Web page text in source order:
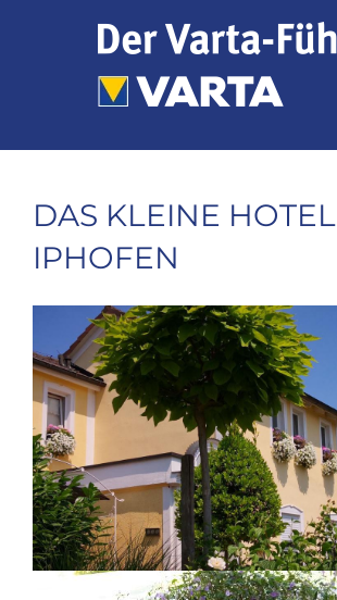
DAS KLEINE HOTEL
IPHOFEN